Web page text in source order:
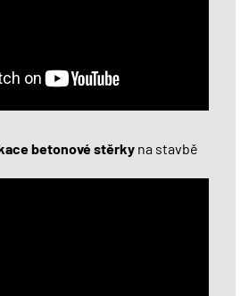
betonové stěrky na stavbě